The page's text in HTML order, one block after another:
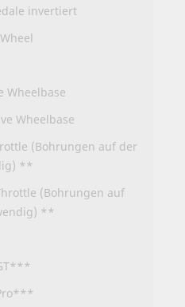
invertiert
Wheelbase
Wheelbase
(Bohrungen auf der
**
(Bohrungen auf
**